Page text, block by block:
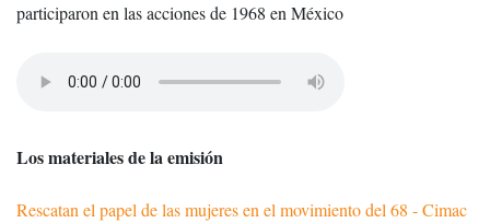
participaron en las acciones de 1968 en México
Los materiales de la emisión
Rescatan el papel de las mujeres en el movimiento del 68 - Cimac